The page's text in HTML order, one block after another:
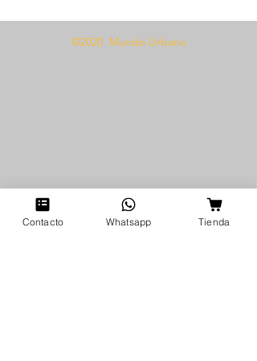
©2020 Mundo Urbano
Contacto Whatsapp Tienda